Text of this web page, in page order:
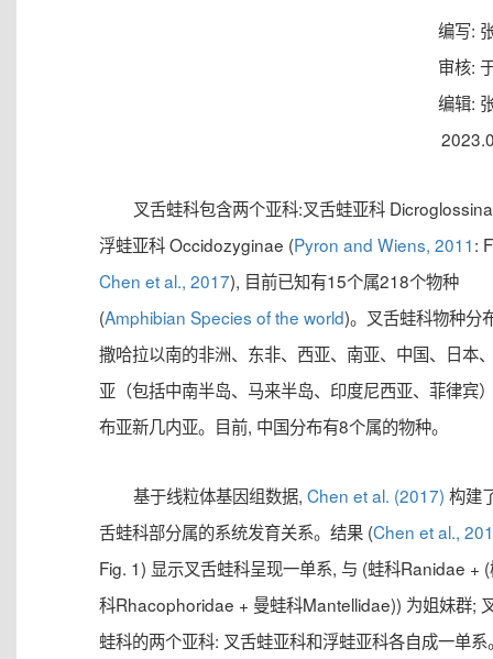
编写:
审核:
编辑:
叉舌蛙科包含两个亚科:叉舌蛙亚科
浮蛙亚科 Occidozyginae (Pyron and Wiens, 2011:
Chen et al., 2017), 目前已知有15个属218个物种
(Amphibian Species of the world)。叉舌蛙科物种分
撒哈拉以南的非洲、东非、西亚、南亚、中国、日本
亚（包括中南半岛、马来半岛、印度尼西亚、菲律宾
布亚新几内亚。目前, 中国分布有8个属的物种。
基于线粒体基因组数据, Chen et al. (2017) 构建
舌蛙科部分属的系统发育关系。结果 (Chen et al.,
Fig. 1) 显示叉舌蛙科呈现一单系, 与 (蛙科Ranidae +
科Rhacophoridae + 曼蛙科Mantellidae)) 为姐妹群;
蛙科的两个亚科: 叉舌蛙亚科和浮蛙亚科各自成一单系